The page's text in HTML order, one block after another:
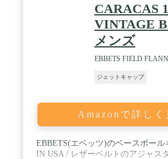
CARACAS
VINTAGE
メンズ
EBBETS FIELD
ジェットキャップ
Amazonで詳しく
EBBETS(エベッツ)のベースボー
IN USA / レザーベルトのアジャス